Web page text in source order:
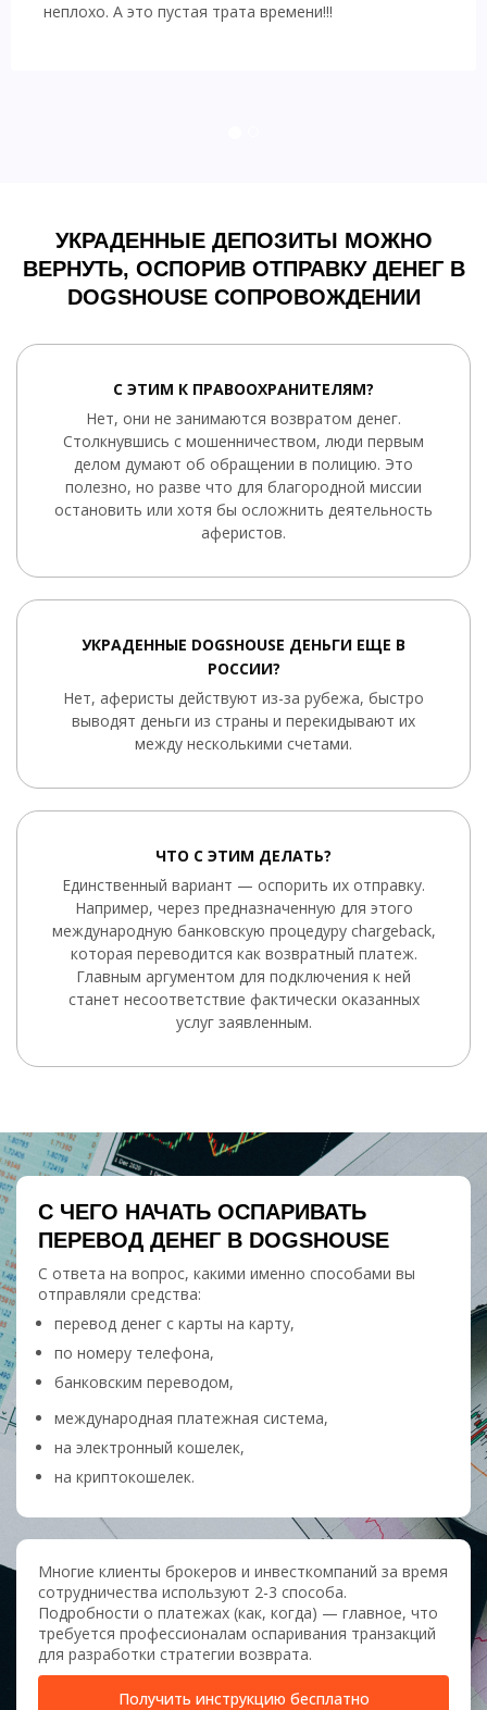
неплохо. А это пустая трата времени!!!
УКРАДЕННЫЕ ДЕПОЗИТЫ МОЖНО
ВЕРНУТЬ, ОСПОРИВ ОТПРАВКУ ДЕНЕГ В
DOGSHOUSE СОПРОВОЖДЕНИИ
С ЭТИМ К ПРАВООХРАНИТЕЛЯМ?
Нет, они не занимаются возвратом денег.
Столкнувшись с мошенничеством, люди первым
делом думают об обращении в полицию. Это
полезно, но разве что для благородной миссии
остановить или хотя бы осложнить деятельность
аферистов.
УКРАДЕННЫЕ DOGSHOUSE ДЕНЬГИ ЕЩЕ В
РОССИИ?
Нет, аферисты действуют из-за рубежа, быстро
выводят деньги из страны и перекидывают их
между несколькими счетами.
ЧТО С ЭТИМ ДЕЛАТЬ?
Единственный вариант — оспорить их отправку.
Например, через предназначенную для этого
международную банковскую процедуру chargeback,
которая переводится как возвратный платеж.
Главным аргументом для подключения к ней
станет несоответствие фактически оказанных
услуг заявленным.
С ЧЕГО НАЧАТЬ ОСПАРИВАТЬ
ПЕРЕВОД ДЕНЕГ В DOGSHOUSE
С ответа на вопрос, какими именно способами вы
отправляли средства:
перевод денег с карты на карту,
по номеру телефона,
банковским переводом,
международная платежная система,
на электронный кошелек,
на криптокошелек.
Многие клиенты брокеров и инвесткомпаний за время
сотрудничества используют 2-3 способа.
Подробности о платежах (как, когда) — главное, что
требуется профессионалам оспаривания транзакций
для разработки стратегии возврата.
Получить инструкцию бесплатно